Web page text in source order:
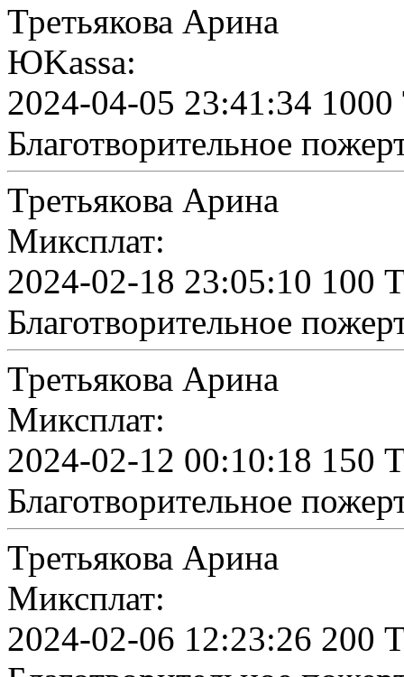
Третьякова Арина
ЮKassa:
2024-04-05 23:41:34 1000
Благотворительное
Третьякова Арина
Миксплат:
2024-02-18 23:05:10 100
Благотворительное
Третьякова Арина
Миксплат:
2024-02-12 00:10:18 150
Благотворительное
Третьякова Арина
Миксплат:
2024-02-06 12:23:26 200